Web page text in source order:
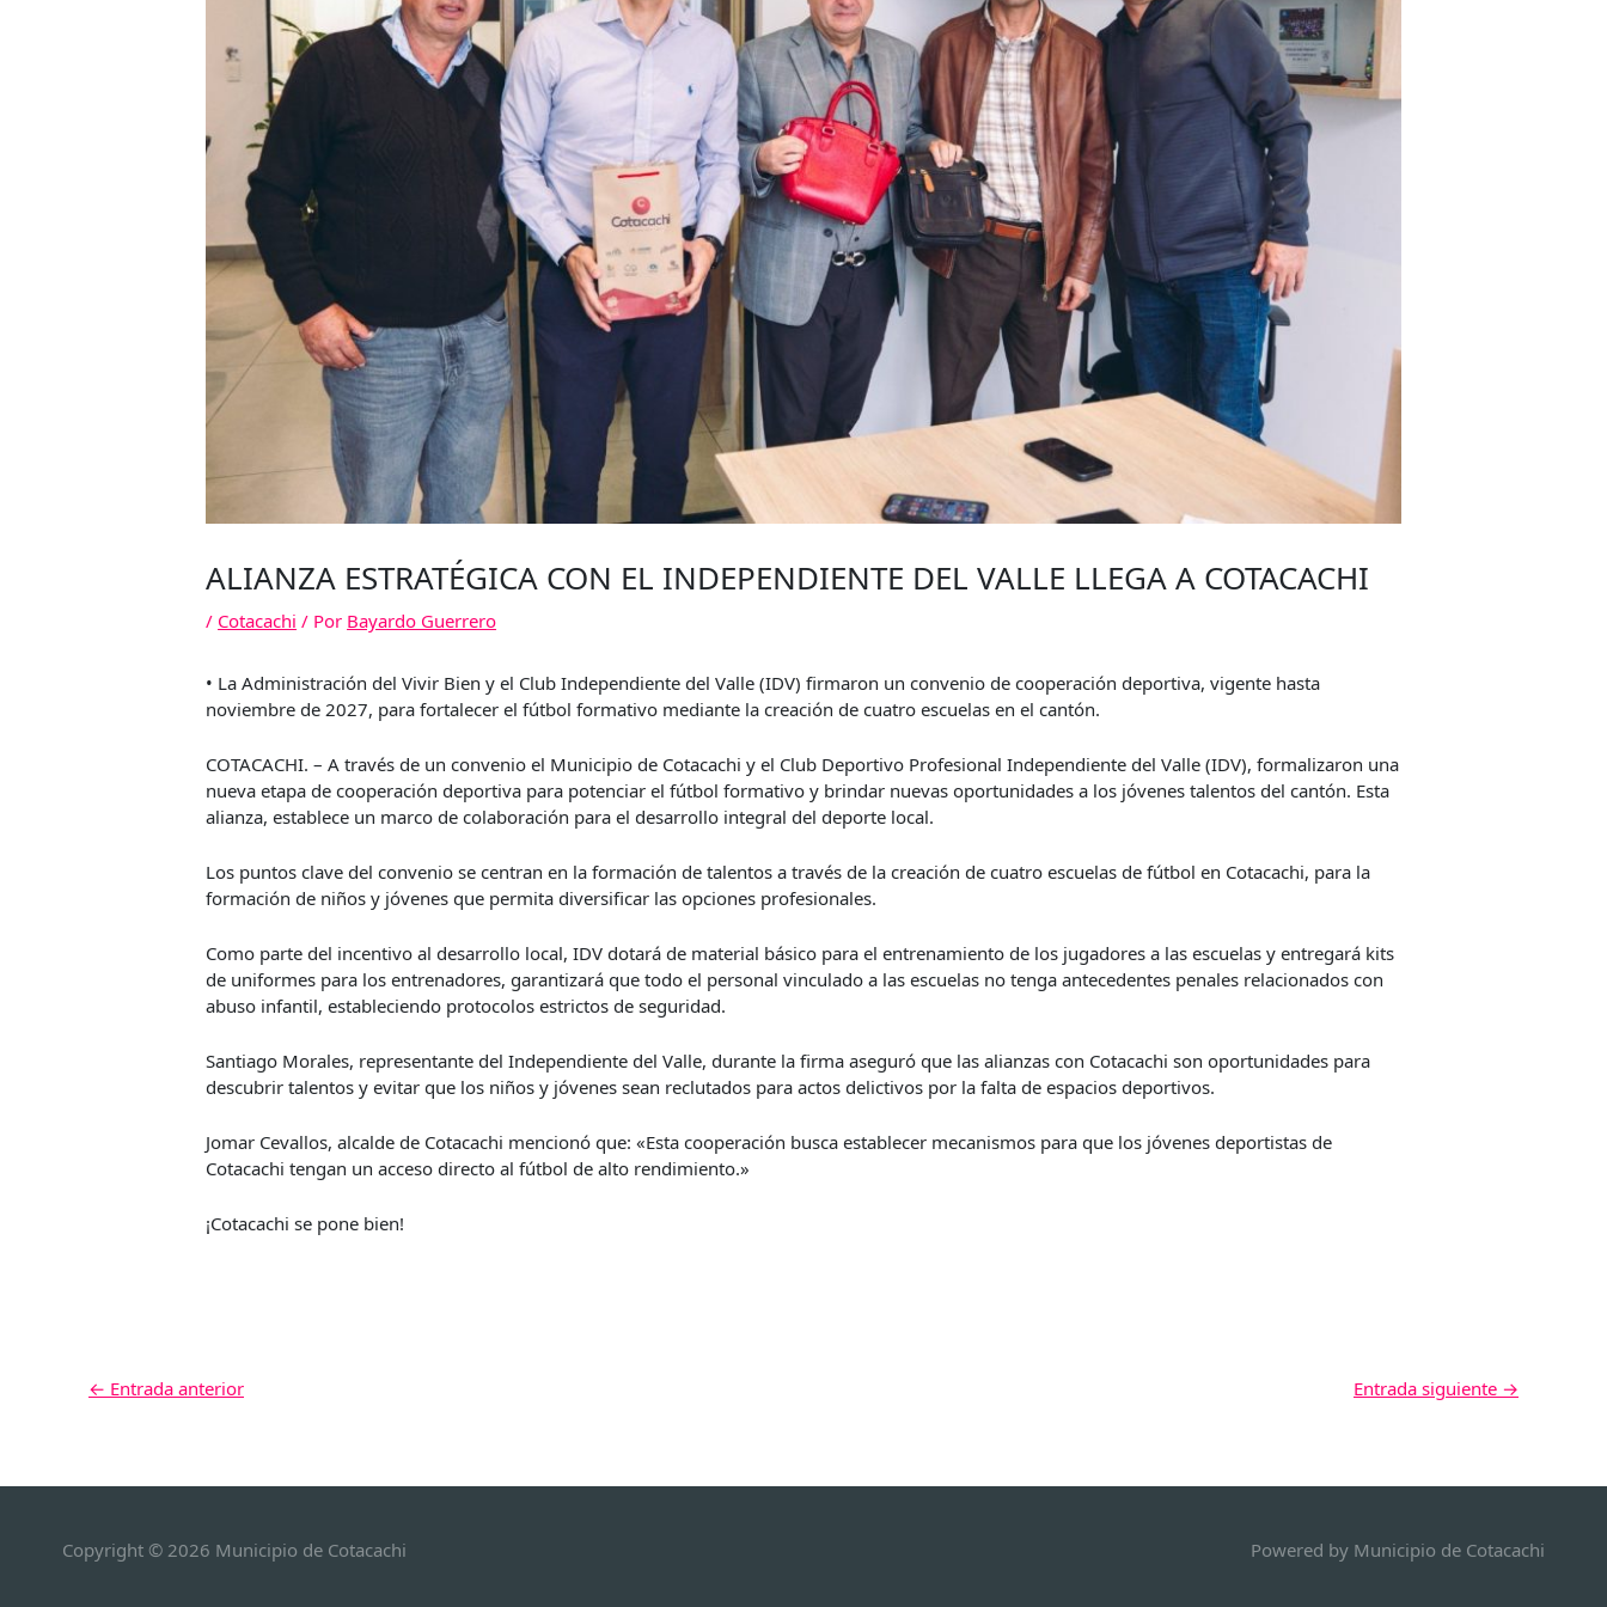
ALIANZA ESTRATÉGICA CON EL INDEPENDIENTE DEL VALLE LLEGA A COTACACHI
/ Cotacachi / Por Bayardo Guerrero
• La Administración del Vivir Bien y el Club Independiente del Valle (IDV) firmaron un convenio de cooperación deportiva, vigente hasta
noviembre de 2027, para fortalecer el fútbol formativo mediante la creación de cuatro escuelas en el cantón.
COTACACHI. – A través de un convenio el Municipio de Cotacachi y el Club Deportivo Profesional Independiente del Valle (IDV), formalizaron una
nueva etapa de cooperación deportiva para potenciar el fútbol formativo y brindar nuevas oportunidades a los jóvenes talentos del cantón. Esta
alianza, establece un marco de colaboración para el desarrollo integral del deporte local.
Los puntos clave del convenio se centran en la formación de talentos a través de la creación de cuatro escuelas de fútbol en Cotacachi, para la
formación de niños y jóvenes que permita diversificar las opciones profesionales.
Como parte del incentivo al desarrollo local, IDV dotará de material básico para el entrenamiento de los jugadores a las escuelas y entregará kits
de uniformes para los entrenadores, garantizará que todo el personal vinculado a las escuelas no tenga antecedentes penales relacionados con
abuso infantil, estableciendo protocolos estrictos de seguridad.
Santiago Morales, representante del Independiente del Valle, durante la firma aseguró que las alianzas con Cotacachi son oportunidades para
descubrir talentos y evitar que los niños y jóvenes sean reclutados para actos delictivos por la falta de espacios deportivos.
Jomar Cevallos, alcalde de Cotacachi mencionó que: «Esta cooperación busca establecer mecanismos para que los jóvenes deportistas de
Cotacachi tengan un acceso directo al fútbol de alto rendimiento.»
¡Cotacachi se pone bien!
← Entrada anterior Entrada siguiente →
Copyright © 2026 Municipio de Cotacachi Powered by Municipio de Cotacachi